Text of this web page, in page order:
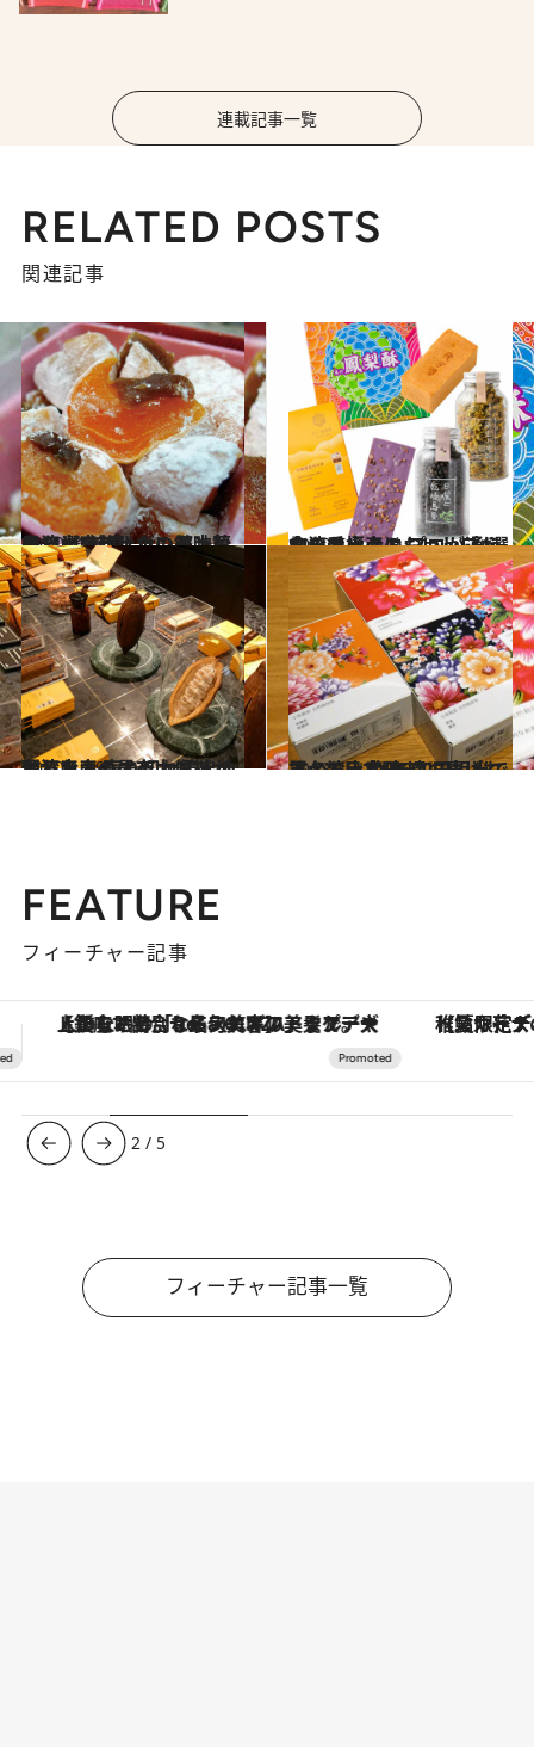
連載記事一覧
RELATED POSTS
関連記事
2020.4.30
台湾土産にしたい郷土菓子11選(前篇) ボンタン飴風など文句ナシの美味しさ
旅＆お出かけ 2020.5.3
台湾で極上のおいしいものを手土産に プロが通う食のセレクトショップ4選
旅＆お出かけ
2020.1.19
台湾土産の最有力候補が現れた！ 売り切れ続出の台湾産カカオチョコ
旅＆お出かけ 2018.12.24
すべて日本円500円相当で買える！ 女友達に喜ばれる台湾土産BEST10
旅＆お出かけ
FEATURE
フィーチャー記事
【夏限定ディナーコース】旬を迎える稚鮎や花ズッキーニなどをイタリア・トスカーナの郷土料理の手法で満喫！ ヴァシュロン・コンスタンタ
3 / 5
フィーチャー記事一覧